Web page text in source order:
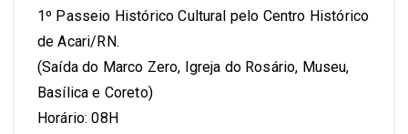
1º Passeio Histórico Cultural pelo Centro Histórico
de Acari/RN.
(Saída do Marco Zero, Igreja do Rosário, Museu,
Basílica e Coreto)
Horário: 08H